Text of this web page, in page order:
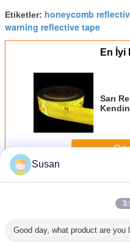
Etiketler: honeycomb
warning reflective tape
En İyi
Sarı
DahaEce 104 Yansıtıcı
Susan
Good day, what product are you